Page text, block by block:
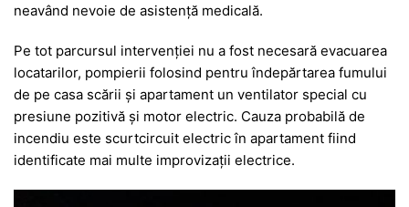
neavând nevoie de asistență medicală.
Pe tot parcursul intervenției nu a fost necesară evacuarea
locatarilor, pompierii folosind pentru îndepărtarea fumului
de pe casa scării și apartament un ventilator special cu
presiune pozitivă și motor electric. Cauza probabilă de
incendiu este scurtcircuit electric în apartament fiind
identificate mai multe improvizații electrice.